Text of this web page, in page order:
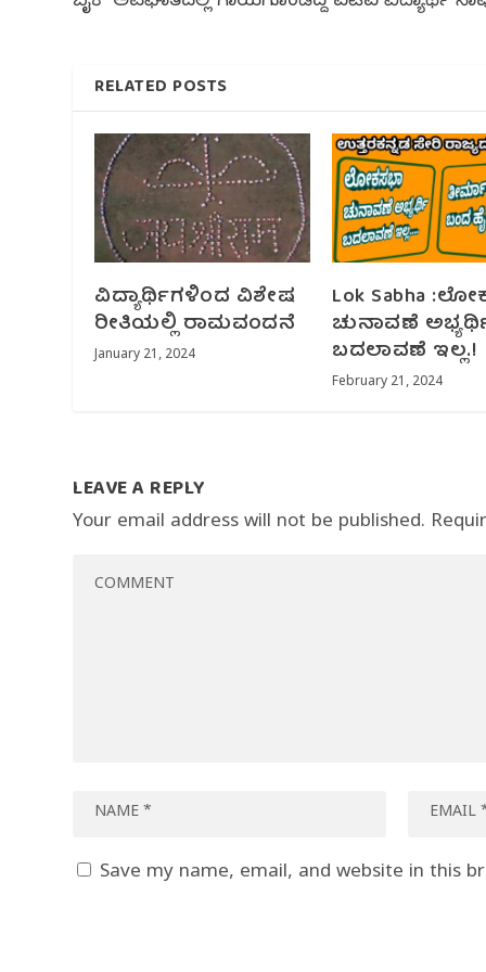
RELATED POSTS
ವಿದ್ಯಾರ್ಥಿಗಳಿಂದ ವಿಶೇಷ
ರೀತಿಯಲ್ಲಿ ರಾಮವಂದನೆ
January 21, 2024
Lok Sabha
ಚುನಾವಣೆ
ಬದಲಾವಣೆ‌ ಇಲ್ಲ.!
February 21, 2024
LEAVE A REPLY
Your email address will not be published.
Save my name, email, and website in this